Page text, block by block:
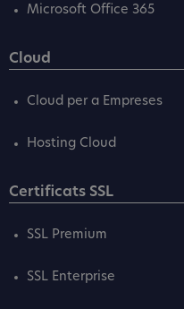
Microsoft Office 365
Cloud
Cloud per a Empreses
Hosting Cloud
Certificats SSL
SSL Premium
SSL Enterprise